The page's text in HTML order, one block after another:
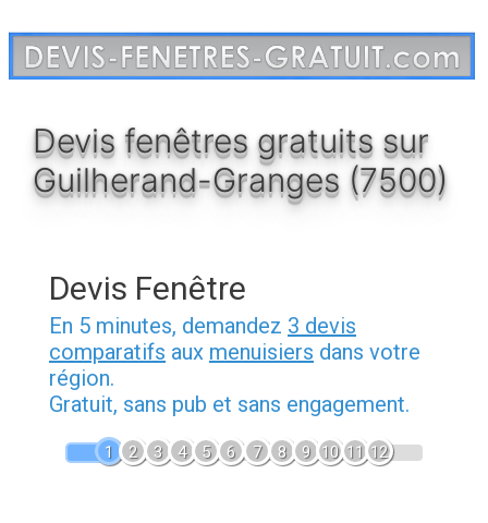
au
contenu
Devis fenêtres gratuits sur
Guilherand-Granges (7500)
Devis Fenêtre
En 5 minutes, demandez 3 devis
comparatifs aux menuisiers dans votre
région.
Gratuit, sans pub et sans engagement.
1 2 3 4 5 6 7 8 9 10 11 12